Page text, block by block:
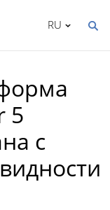
RU
5
с